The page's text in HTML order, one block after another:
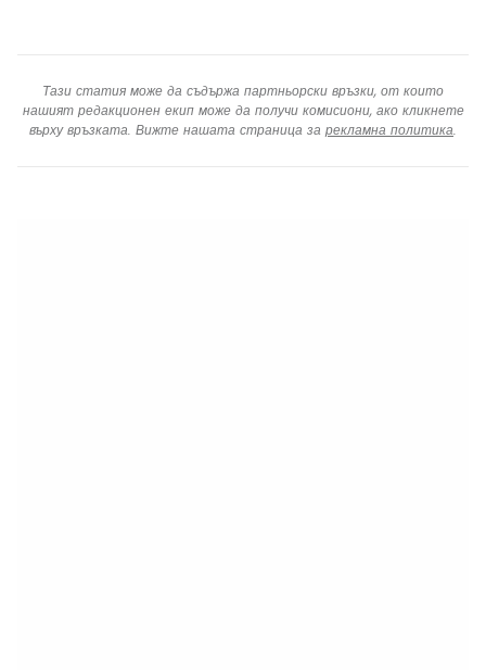
Тази статия може да съдържа партньорски връзки, от които
нашият редакционен екип може да получи комисиони, ако кликнете
върху връзката. Вижте нашата страница за рекламна политика.